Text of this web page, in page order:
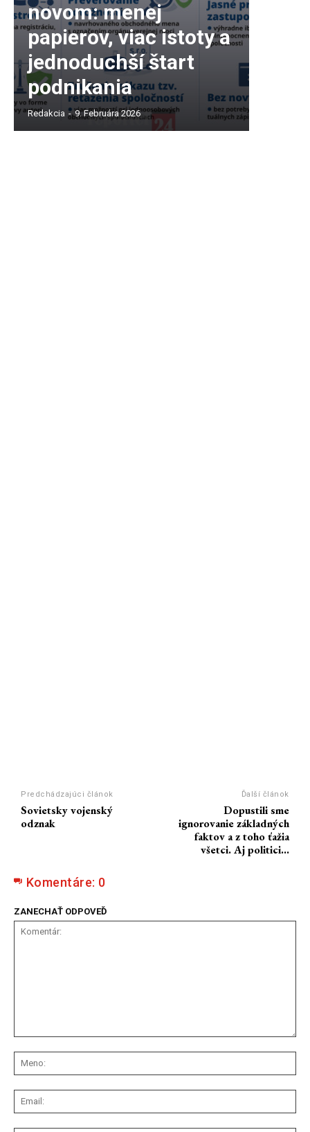
novom: menej
papierov, viac istoty a
jednoduchší štart
podnikania
Redakcia - 9. Februára 2026
Predchádzajúci článok
Sovietsky vojenský
odznak
Ďalší článok
Dopustili sme
ignorovanie základných
faktov a z toho ťažia
všetci. Aj politici…
Komentáre: 0
ZANECHAŤ ODPOVEĎ